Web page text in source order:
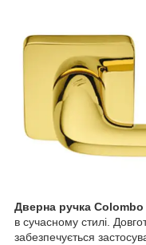
Дверна ручка
в сучасному стилі.
забезпечується